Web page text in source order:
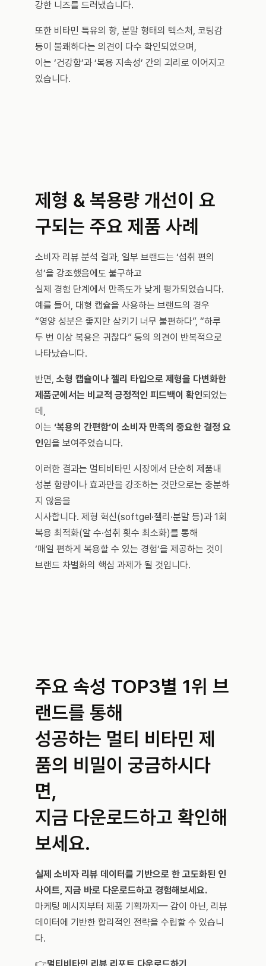
강한 니즈를 드러냈습니다.
또한 비타민 특유의 향, 분말 형태의 텍스처, 코팅감
등이 불쾌하다는 의견이 다수 확인되었으며,
이는 ‘건강함’과 ‘복용 지속성’ 간의 괴리로 이어지고
있습니다.
제형 & 복용량 개선이 요
구되는 주요 제품 사례
소비자 리뷰 분석 결과, 일부 브랜드는 ‘섭취 편의
성’을 강조했음에도 불구하고
실제 경험 단계에서 만족도가 낮게 평가되었습니다.
예를 들어, 대형 캡슐을 사용하는 브랜드의 경우
“영양 성분은 좋지만 삼키기 너무 불편하다”, “하루
두 번 이상 복용은 귀찮다” 등의 의견이 반복적으로
나타났습니다.
반면, 소형 캡슐이나 젤리 타입으로 제형을 다변화한
제품군에서는 비교적 긍정적인 피드백이 확인되었는
데,
이는 ‘복용의 간편함’이 소비자 만족의 중요한 결정 요
인임을 보여주었습니다.
이러한 결과는 멀티비타민 시장에서 단순히 제품내
성분 함량이나 효과만을 강조하는 것만으로는 충분하
지 않음을
시사합니다. 제형 혁신(softgel·젤리·분말 등)과 1회
복용 최적화(알 수·섭취 횟수 최소화)를 통해
‘매일 편하게 복용할 수 있는 경험’을 제공하는 것이
브랜드 차별화의 핵심 과제가 될 것입니다.
주요 속성 TOP3별 1위 브
랜드를 통해
성공하는 멀티 비타민 제
품의 비밀이 궁금하시다
면,
지금 다운로드하고 확인해
보세요.
실제 소비자 리뷰 데이터를 기반으로 한 고도화된 인
사이트, 지금 바로 다운로드하고 경험해보세요.
마케팅 메시지부터 제품 기획까지— 감이 아닌, 리뷰
데이터에 기반한 합리적인 전략을 수립할 수 있습니
다.
👉멀티비타민 리뷰 리포트 다운로드하기